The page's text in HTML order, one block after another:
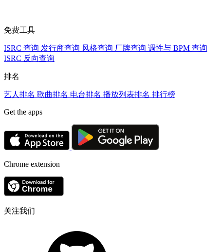
免费工具
ISRC 查询 发行商查询 风格查询 厂牌查询 调性与 BPM 查询
ISRC 反向查询
排名
艺人排名 歌曲排名 电台排名 播放列表排名 排行榜
Get the apps
Chrome extension
关注我们